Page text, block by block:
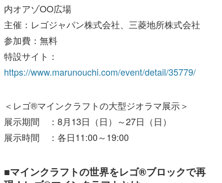
内オアゾOO広場
主催：レゴジャパン株式会社、三菱地所株式会社
参加費：無料
特設サイト：
https://www.marunouchi.com/event/detail/35779/
＜レゴ®マインクラフトの大型ジオラマ展示＞
展示期間 ：8月13日（日）～27日（日）
展示時間 ：各日11:00～19:00
■マインクラフトの世界をレゴ®ブロックで再